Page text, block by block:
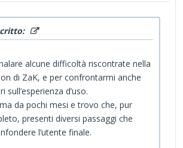
alcune difficoltà riscontrate nella
di ZaK, e per confrontarmi anche
d’uso.
da pochi mesi e trovo che, pur
presenti diversi passaggi che
l’utente finale.